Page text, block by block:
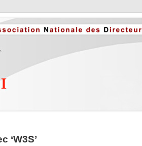
‘W3S’